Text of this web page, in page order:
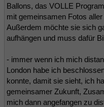
Ballons, das VOLLE
mit gemeinsamen Fotos
Außerdem möchte sie sich
aufhängen und muss dafür
- immer wenn ich mich
London habe ich
konnte, damit sie sieht, ich
gemeinsamer Zukunft,
mich dann angefangen zu